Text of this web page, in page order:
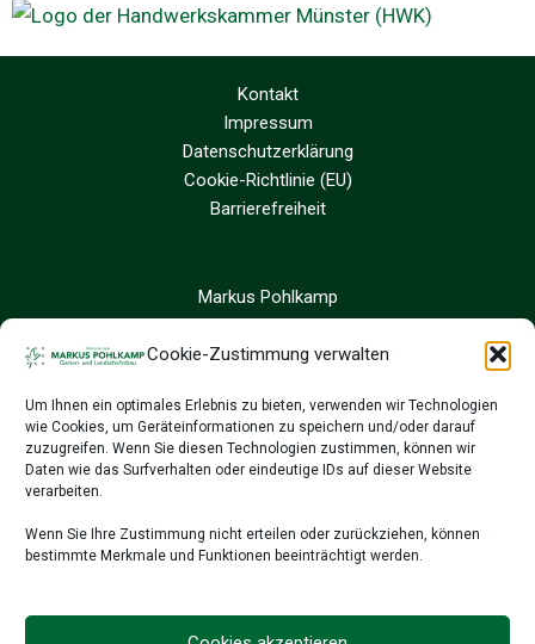
Cookie-Zustimmung verwalten
Um Ihnen ein optimales Erlebnis zu bieten, verwenden wir Technologien
wie Cookies, um Geräteinformationen zu speichern und/oder darauf
zuzugreifen. Wenn Sie diesen Technologien zustimmen, können wir
Daten wie das Surfverhalten oder eindeutige IDs auf dieser Website
verarbeiten.
Wenn Sie Ihre Zustimmung nicht erteilen oder zurückziehen, können
bestimmte Merkmale und Funktionen beeinträchtigt werden.
Kontakt
Impressum
Datenschutzerklärung
Cookie-Richtlinie (EU)
Barrierefreiheit
Markus Pohlkamp
Sandfort 8
48324 Sendenhorst
02526 9390 24
02526 9514 78
info@galabau-pohlkamp.de